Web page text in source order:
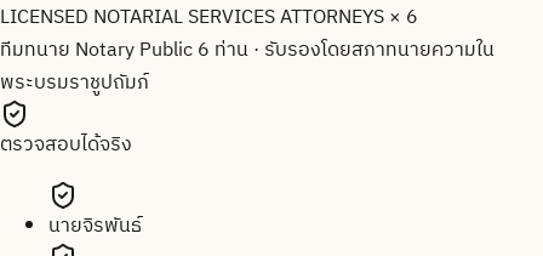
LICENSED NOTARIAL SERVICES ATTORNEYS × 6
ทีมทนาย Notary Public 6 ท่าน· รับรองโดยสภาทนายความใน
พระบรมราชูปถัมภ์
ตรวจสอบได้จริง
นายจิรพันธ์